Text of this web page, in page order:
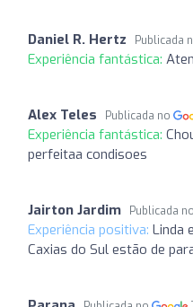
Daniel R. Hertz Publicada
Experiência fantástica:
Alex Teles Publicada no
Experiência fantástica:
perfeitaa condisoes
Jairton Jardim Publicada no
Experiência positiva: Linda
Caxias do Sul estão de